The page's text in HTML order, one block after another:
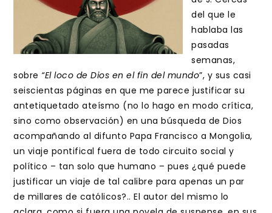
del que le
hablaba las
pasadas
semanas,
sobre“El loco de Dios en el fin del mundo”, y sus casi
seiscientas páginas en que me parece justificar su
antetiquetado ateísmo (no lo hago en modo crítica,
sino como observación) en una búsqueda de Dios
acompañando al difunto Papa Francisco a Mongolia,
un viaje pontifical fuera de todo circuito social y
político – tan solo que humano – pues ¿qué puede
justificar un viaje de tal calibre para apenas un par
de millares de católicos?.. El autor del mismo lo